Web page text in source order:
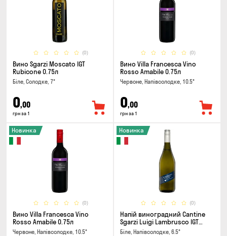
(0)
Вино Sgarzi Moscato IGT
Rubicone 0.75л
Біле, Солодке, 7°
0,00
грн за 1
(0)
Вино Villa Francesca Vino
Rosso Amabile 0.75л
Червоне, Напівсолодке, 10.5°
0,00
грн за 1
(0)
Новинка
Вино Villa Francesca Vino
Rosso Amabile 0.75л
Червоне, Напівсолодке, 10.5°
(0)
Новинка
Напій виноградний Cantine
Sgarzi Luigi Lambrusco IGT
Emilia Bianca Frizziante 0.75л
Біле, Напівсолодке, 6.5°